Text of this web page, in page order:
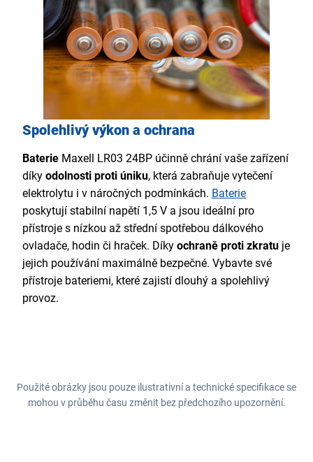
Spolehlivý výkon a ochrana
Baterie Maxell LR03 24BP účinně chrání vaše zařízení
díky odolnosti proti úniku, která zabraňuje vytečení
elektrolytu i v náročných podmínkách. Baterie
poskytují stabilní napětí 1,5 V a jsou ideální pro
přístroje s nízkou až střední spotřebou dálkového
ovladače, hodin či hraček. Díky ochraně proti zkratu je
jejich používání maximálně bezpečné. Vybavte své
přístroje bateriemi, které zajistí dlouhý a spolehlivý
provoz.
Použité obrázky jsou pouze ilustrativní a technické specifikace se
mohou v průběhu času změnit bez předchozího upozornění.